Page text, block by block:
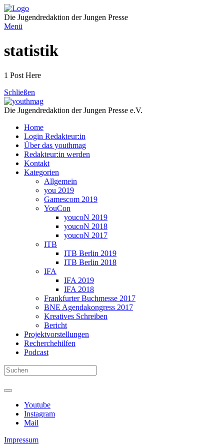
Direkt
zum
Inhalt
Die Jugendredaktion der Jungen Presse
Menü
statistik
1 Post Here
Schließen
Die Jugendredaktion der Jungen Presse e.V.
Home
Login Redakteur:in
Über das youthmag
Redakteur:in werden
Kontakt
Kategorien
Allgemein
you 2019
Gamescom 2019
YouCon
youcoN 2019
youcoN 2018
youcoN 2017
ITB
ITB Berlin 2019
ITB Berlin 2018
IFA
IFA 2019
IFA 2018
Frankfurter Buchmesse 2017
BNE Agendakongress 2017
Kreatives Schreiben
Bericht
Projektvorstellungen
Recherchehilfen
Podcast
Youtube
Instagram
Mail
Impressum